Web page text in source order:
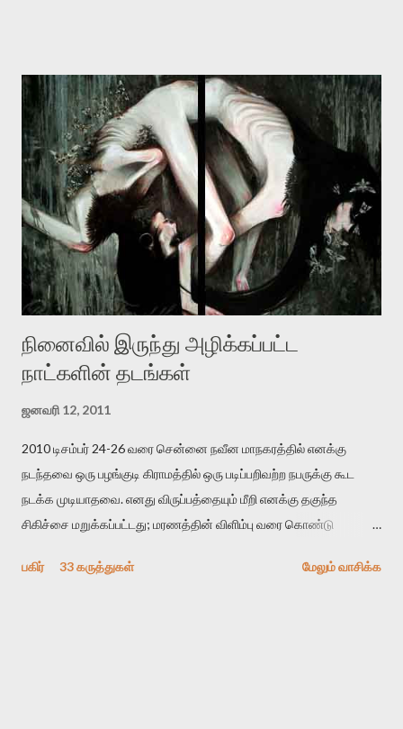
தனது இணையதளத்திலே தொடர்ந்து பதிவு செய்கிறார். உயிர்மை
இன்னும் சில வருடங்களுக்கு தனக்கு எதிராக எழுத்தாளர்களை ஏவி
விட்டபடி இருக்கும் என்று ஒரு அச்சத்தை வெளிப்படுத்தியபடி
இருக்கிறார். அவர் கடுமையான பாதுகாப்பின்மை மனநிலையில் உள்ளார்.
உயிர்மை அவரை தாக்க உத்தேசித்தாலும் இல்லை என்றாலும்
ஜெயமோகன் அந்த பிரமையால் தொடர்ந்து அச்சுறுத்தலுக்கு உள்ளாகி
உள்ளார். உங்களை பற்றின இந்த தாக்குதல் கூட இதன் வெளிப்பாடு தான்”.
உண்மையே! ராக்கி படத்தில் குத்துச்சண்டை வீரராக வரும் சில்வெஸ்டர்
ஓரிடத்தில் சொல்வார்: ...
நினைவில் இருந்து அழிக்கப்பட்ட
நாட்களின் தடங்கள்
ஜனவரி 12, 2011
2010 டிசம்பர் 24-26 வரை சென்னை நவீன மாநகரத்தில் எனக்கு
நடந்தவை ஒரு பழங்குடி கிராமத்தில் ஒரு படிப்பறிவற்ற நபருக்கு கூட
நடக்க முடியாதவை. எனது விருப்பத்தையும் மீறி எனக்கு தகுந்த
சிகிச்சை மறுக்கப்பட்டது; மரணத்தின் விளிம்பு வரை கொண்டு
பகிர்
33 கருத்துகள் மேலும் வாசிக்க